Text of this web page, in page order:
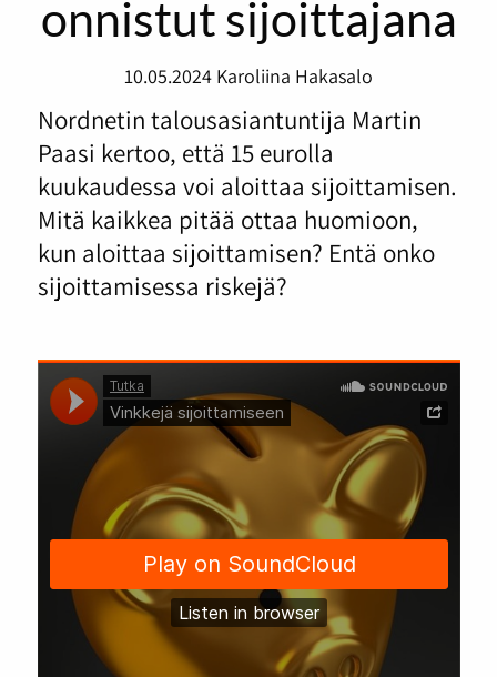
onnistut sijoittajana
10.05.2024 Karoliina Hakasalo
Nordnetin talousasiantuntija Martin
Paasi kertoo, että 15 eurolla
kuukaudessa voi aloittaa sijoittamisen.
Mitä kaikkea pitää ottaa huomioon,
kun aloittaa sijoittamisen? Entä onko
sijoittamisessa riskejä?